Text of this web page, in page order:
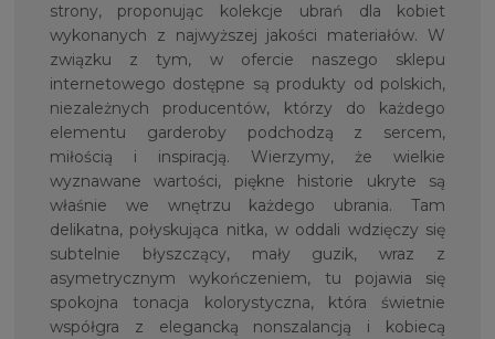
strony, proponując kolekcje ubrań dla kobiet
wykonanych z najwyższej jakości materiałów. W
związku z tym, w ofercie naszego sklepu
internetowego dostępne są produkty od polskich,
niezależnych producentów, którzy do każdego
elementu garderoby podchodzą z sercem,
miłością i inspiracją. Wierzymy, że wielkie
wyznawane wartości, piękne historie ukryte są
właśnie we wnętrzu każdego ubrania. Tam
delikatna, połyskująca nitka, w oddali wdzięczy się
subtelnie błyszczący, mały guzik, wraz z
asymetrycznym wykończeniem, tu pojawia się
spokojna tonacja kolorystyczna, która świetnie
współgra z elegancką nonszalancją i kobiecą